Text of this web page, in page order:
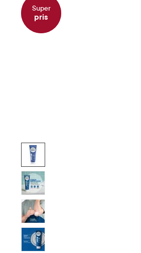
Super
pris